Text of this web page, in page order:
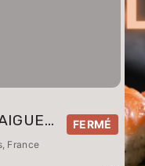
FERMÉ
France